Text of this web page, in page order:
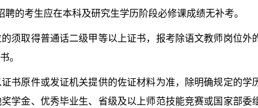
考生应在本科及研究生学历阶段必修课成绩无补考。
取得普通话二级甲等以上证书，报考除语文教师岗位外
。
原件或发证机关提供的佐证材料为准，除明确规定的学
学金、优秀毕业生、省级及以上师范技能竞赛或国家部委